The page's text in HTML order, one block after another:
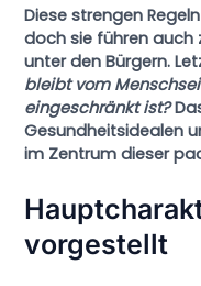
Diese strengen
doch sie führen auch
unter den Bürgern.
bleibt vom
eingeschränkt ist?
Gesundheitsidealen
im Zentrum dieser
vorgestellt